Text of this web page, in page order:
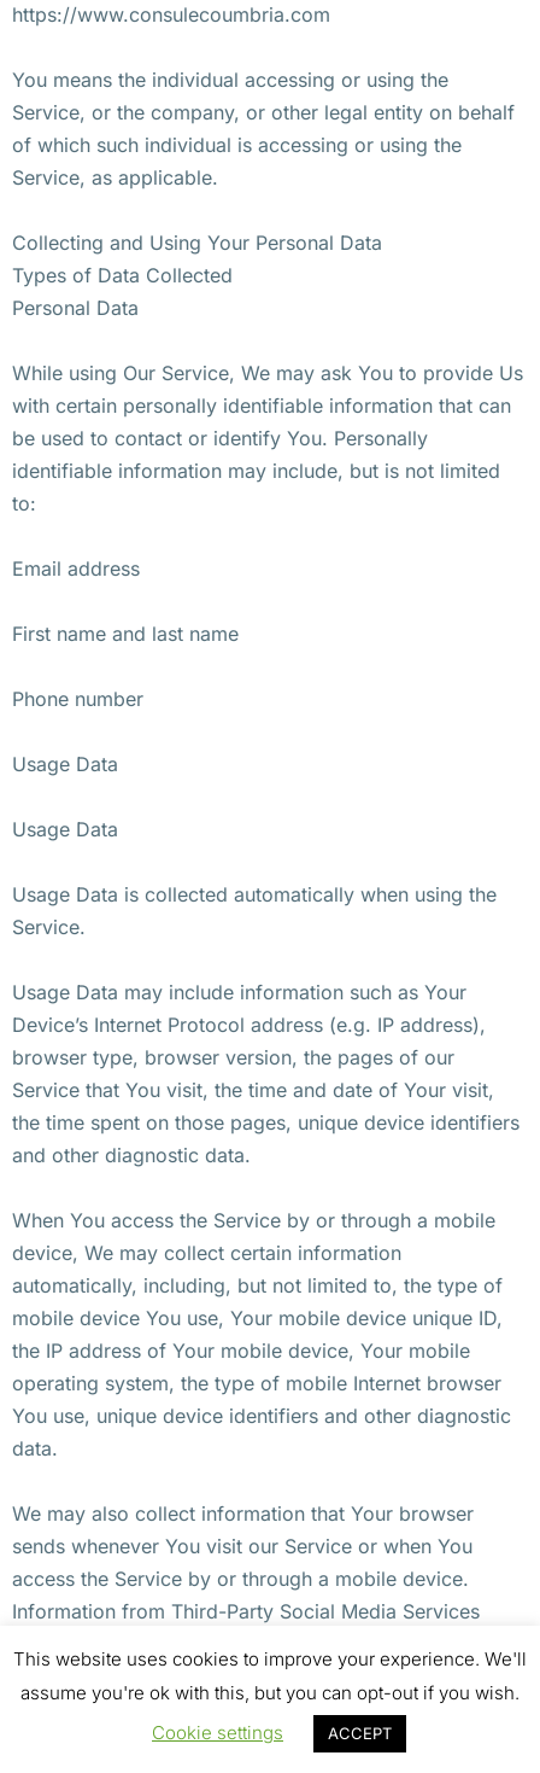
https://www.consulecoumbria.com
You means the individual accessing or using the
Service, or the company, or other legal entity on behalf
of which such individual is accessing or using the
Service, as applicable.
Collecting and Using Your Personal Data
Types of Data Collected
Personal Data
While using Our Service, We may ask You to provide Us
with certain personally identifiable information that can
be used to contact or identify You. Personally
identifiable information may include, but is not limited
to:
Email address
First name and last name
Phone number
Usage Data
Usage Data
Usage Data is collected automatically when using the
Service.
Usage Data may include information such as Your
Device’s Internet Protocol address (e.g. IP address),
browser type, browser version, the pages of our
Service that You visit, the time and date of Your visit,
the time spent on those pages, unique device identifiers
and other diagnostic data.
When You access the Service by or through a mobile
device, We may collect certain information
automatically, including, but not limited to, the type of
mobile device You use, Your mobile device unique ID,
the IP address of Your mobile device, Your mobile
operating system, the type of mobile Internet browser
You use, unique device identifiers and other diagnostic
data.
We may also collect information that Your browser
sends whenever You visit our Service or when You
access the Service by or through a mobile device.
Information from Third-Party Social Media Services
The Company allows You to create an account and log
in to use the Service through the following Third-party
Social Media Services:
This website uses cookies to improve your experience. We'll
assume you're ok with this, but you can opt-out if you wish.
Cookie settings
ACCEPT